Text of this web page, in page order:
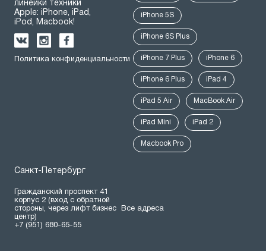
линейки техники
Apple: iPhone, iPad,
iPod, Macbook!
Политика конфиденциальности
iPhone 5S
iPhone 6S Plus
iPhone 7 Plus iPhone 6
iPhone 6 Plus iPad 4
iPad 5 Air MacBook Air
iPad Mini iPad 2
Macbook Pro
Санкт-Петербург
Гражданский проспект 41
корпус 2 (вход с обратной
стороны, через лифт бизнес
центр)
+7 (951) 680-65-55
Все адреса